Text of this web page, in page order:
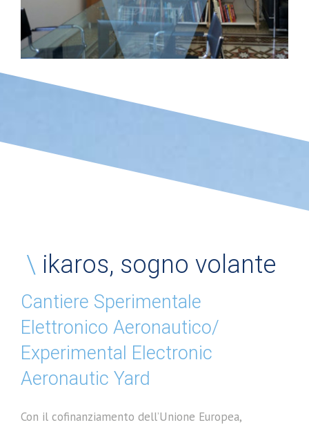
\ ikaros, sogno volante
Cantiere Sperimentale
Elettronico Aeronautico/
Experimental Electronic
Aeronautic Yard
Con il cofinanziamento dell’Unione Europea,